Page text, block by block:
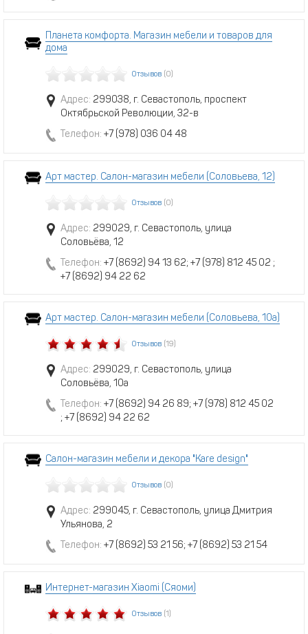
Планета комфорта. Магазин мебели и товаров для
дома
Отзывов (0)
Адрес: 299038, г. Севастополь, проспект
Октябрьской Революции, 32-в
Телефон: +7 (978) 036 04 48
Арт мастер. Салон-магазин мебели (Соловьева, 12)
Отзывов (0)
Адрес: 299029, г. Севастополь, улица
Соловьёва, 12
Телефон: +7 (8692) 94 13 62; +7 (978) 812 45 02 ;
+7 (8692) 94 22 62
Арт мастер. Салон-магазин мебели (Соловьева, 10а)
Отзывов (19)
Адрес: 299029, г. Севастополь, улица
Соловьёва, 10а
Телефон: +7 (8692) 94 26 89; +7 (978) 812 45 02
; +7 (8692) 94 22 62
Салон-магазин мебели и декора "Kare design"
Отзывов (0)
Адрес: 299045, г. Севастополь, улица Дмитрия
Ульянова, 2
Телефон: +7 (8692) 53 21 56; +7 (8692) 53 21 54
Интернет-магазин Xiaomi (Сяоми)
Отзывов (1)